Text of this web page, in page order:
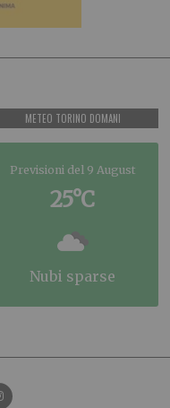
METEO TORINO DOMANI
Previsioni del 9 August
25°C
nubi sparse